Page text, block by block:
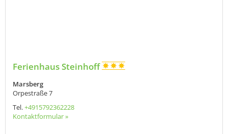
Ferienhaus Steinhoff
Marsberg
Orpestraße 7
Tel.+4915792362228
Kontaktformular »